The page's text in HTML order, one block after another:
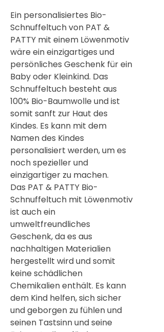
Ein personalisiertes Bio-
Schnuffeltuch von PAT &
PATTY mit einem Löwenmotiv
wäre ein einzigartiges und
persönliches Geschenk für ein
Baby oder Kleinkind. Das
Schnuffeltuch besteht aus
100% Bio-Baumwolle und ist
somit sanft zur Haut des
Kindes. Es kann mit dem
Namen des Kindes
personalisiert werden, um es
noch spezieller und
einzigartiger zu machen.
Das PAT & PATTY Bio-
Schnuffeltuch mit Löwenmotiv
ist auch ein
umweltfreundliches
Geschenk, da es aus
nachhaltigen Materialien
hergestellt wird und somit
keine schädlichen
Chemikalien enthält. Es kann
dem Kind helfen, sich sicher
und geborgen zu fühlen und
seinen Tastsinn und seine